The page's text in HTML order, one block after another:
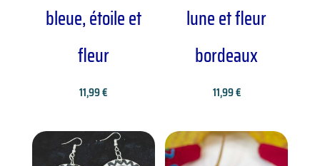
bleue, étoile et
fleur
11,99€
lune et fleur
bordeaux
11,99€